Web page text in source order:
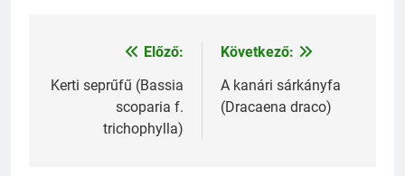
Bejegyzés
navigáció
Előző:
Kerti seprűfű (Bassia
scoparia f.
trichophylla)
Következő:
A kanári sárkányfa
(Dracaena draco)